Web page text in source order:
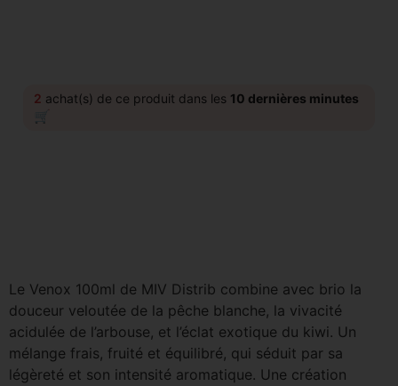
2 achat(s) de ce produit dans les 10 dernières minutes
🛒
Le Venox 100ml de MIV Distrib combine avec brio la
douceur veloutée de la pêche blanche, la vivacité
acidulée de l’arbouse, et l’éclat exotique du kiwi. Un
mélange frais, fruité et équilibré, qui séduit par sa
légèreté et son intensité aromatique. Une création